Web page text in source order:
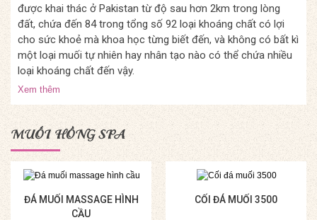
được khai thác ở Pakistan từ độ sau hơn 2km trong lòng
đất, chứa đến 84 trong tổng số 92 loại khoáng chất có lợi
cho sức khoẻ mà khoa học từng biết đến, và không có bất kì
một loại muối tự nhiên hay nhân tạo nào có thể chứa nhiều
loại khoáng chất đến vậy.
Xem thêm
MUỐI HỒNG SPA
ĐÁ MUỐI MASSAGE HÌNH
CẦU
CỐI ĐÁ MUỐI 3500